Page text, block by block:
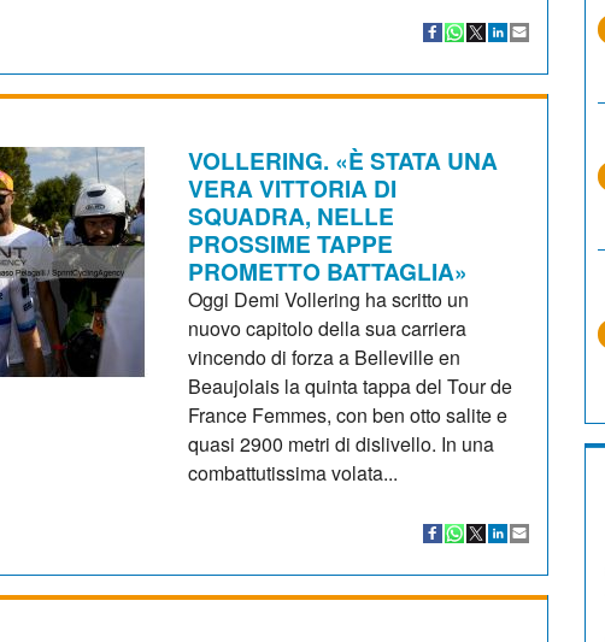
VOLLERING. «È STATA UNA
VERA VITTORIA DI
SQUADRA, NELLE
PROSSIME TAPPE
PROMETTO BATTAGLIA»
Oggi Demi Vollering ha scritto un
nuovo capitolo della sua carriera
vincendo di forza a Belleville en
Beaujolais la quinta tappa del Tour de
France Femmes, con ben otto salite e
quasi 2900 metri di dislivello. In una
combattutissima volata...